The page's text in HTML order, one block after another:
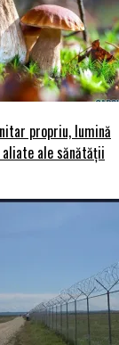
propriu, lumină
ale sănătății